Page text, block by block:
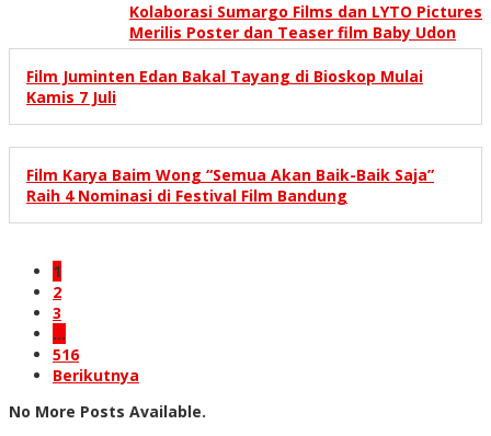
Kolaborasi Sumargo Films dan LYTO Pictures
Merilis Poster dan Teaser film Baby Udon
Film Juminten Edan Bakal Tayang di Bioskop Mulai
Kamis 7 Juli
Film Karya Baim Wong “Semua Akan Baik-Baik Saja”
Raih 4 Nominasi di Festival Film Bandung
1
2
3
…
516
Berikutnya
No More Posts Available.